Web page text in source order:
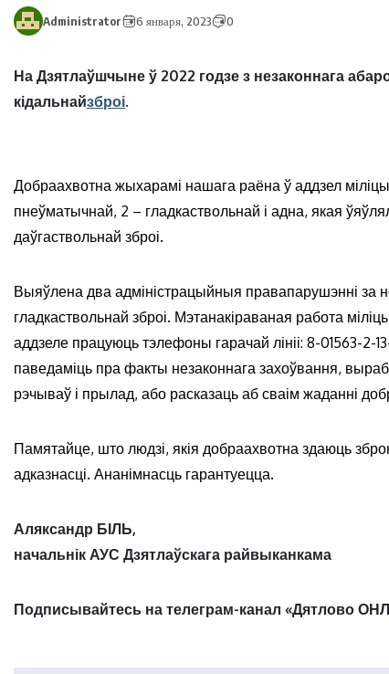
Administrator 6 января, 2023 0
На Дзятлаўшчыне ў 2022 годзе з незаконнага
кідальнайзброі.
Добраахвотна жыхарамі нашага раёна ў аддзел
пнеўматычнай, 2 – гладкаствольнай і адна, якая
даўгаствольнай зброі.
Выяўлена два адміністрацыйныя правапарушэнні за
гладкаствольнай зброі. Мэтанакіраваная работа
аддзеле працуюць тэлефоны гарачай лініі: 8-
паведаміць пра факты незаконнага захоўвання,
рэчываў і прылад, або расказаць аб сваім жаданні
Памятайце, што людзі, якія добраахвотна здаюць
адказнасці. Ананімнасць гарантуецца.
Аляксандр БІЛЬ,
начальнік АУС Дзятлаўскага райвыканкама
Подписывайтесь на телеграм-канал «Дятлово